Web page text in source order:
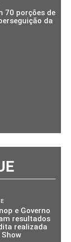
70 porções de
da
e Governo
resultados
realizada